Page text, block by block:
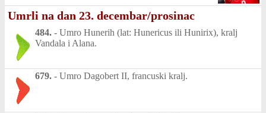
Umrli na dan 23. decembar/prosinac
484. - Umro Hunerih (lat: Hunericus ili Hunirix), kralj
Vandala i Alana.
679. - Umro Dagobert II, francuski kralj.